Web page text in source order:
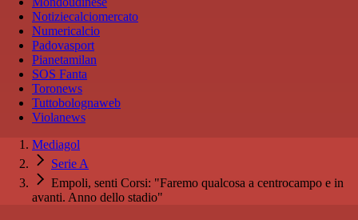
Notiziecalciomercato
Numericalcio
Padovasport
Pianetamilan
SOS Fanta
Toronews
Tuttobolognaweb
Violanews
Mediagol
Serie A
Empoli, senti Corsi: "Faremo qualcosa a centrocampo e in
avanti. Anno dello stadio"